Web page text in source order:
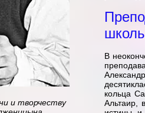
и творчеству
В
кольца
Альтаир,